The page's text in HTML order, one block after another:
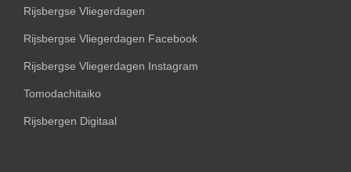
Rijsbergse Vliegerdagen
Rijsbergse Vliegerdagen Facebook
Rijsbergse Vliegerdagen Instagram
Tomodachitaiko
Rijsbergen Digitaal